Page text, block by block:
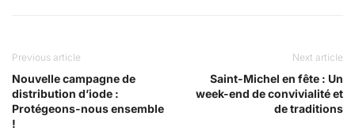
Previous article
Nouvelle campagne de
distribution d’iode :
Protégeons-nous ensemble
!
Next article
Saint-Michel en fête : Un
week-end de convivialité et
de traditions